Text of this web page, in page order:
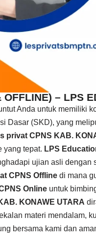
– LPS
Anda untuk memiliki
Dasar (SKD), yang
privat CPNS KAB.
yang tepat. LPS
ujian asli dengan
CPNS Offline di mana
Online untuk
KONAWE UTARA
materi mendalam,
bersama kami dan